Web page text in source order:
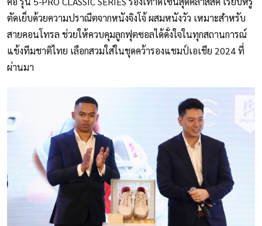
ตัดเย็บด้วยความปราณีตจากหนังจิงโจ้ ผสมหนังวัว เหมาะสำหรับ
สายคอนโทรล ช่วยให้ควบคุมลูกฟุตซอลได้ดั่งใจในทุกสถานการณ์
แข้งทีมชาติไทย เลือกสวมใส่ในชุดคว้ารองแชมป์เอเชีย 2024 ที่
ผ่านมา